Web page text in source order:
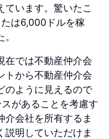
ています。驚いたこ
は6,000ドルを稼
在では不動産仲介会
トから不動産仲介会
のように見えるので
があることを考慮す
介会社を所有するま
説明していただけま